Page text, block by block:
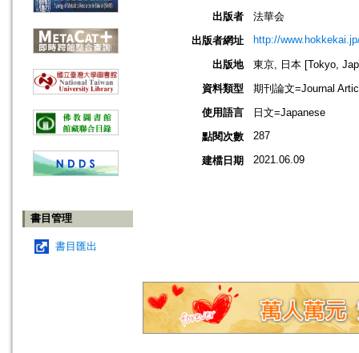
書目管理
書目匯出
出版者
法華会
出版者網址
http://
出版地
東京, 日本 [Tokyo,
資料類型
期刊論文=Journal
使用語言
日文=Japanese
點閱次數
287
建檔日期 2021.06.09